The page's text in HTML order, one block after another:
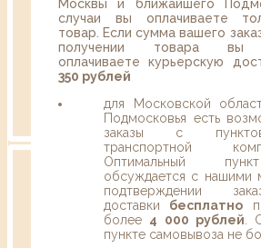
Москвы и ближайшего
случаи вы оплачиваете
товар. Если сумма вашего
получении товара вы
оплачиваете курьерскую
350 рублей
для Московской
Подмосковья есть
заказы с
транспортной
Оптимальный
обсуждается с нашими
подтверждении
доставки бесплатно
более 4 000 рублей .
пункте самовывоза не